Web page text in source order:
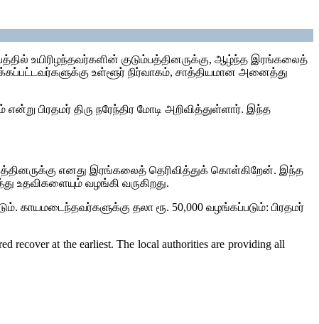
உயிரிழந்தவர்களின் குடும்பத்தினருக்கு, ஆழ்ந்த இரங்கலைத்
உள்ளூர் நிர்வாகம், சாத்தியமான அனைத்து
என்று பிரதமர் திரு நரேந்திர மோடி அறிவித்துள்ளார். இந்த
எனது இரங்கலைத் தெரிவித்துக் கொள்கிறேன். இந்த
உதவிகளையும் வழங்கி வருகிறது.
காயமடைந்தவர்களுக்கு தலா ரூ. 50,000 வழங்கப்படும்: பிரதமர்
recover at the earliest. The local authorities are providing all